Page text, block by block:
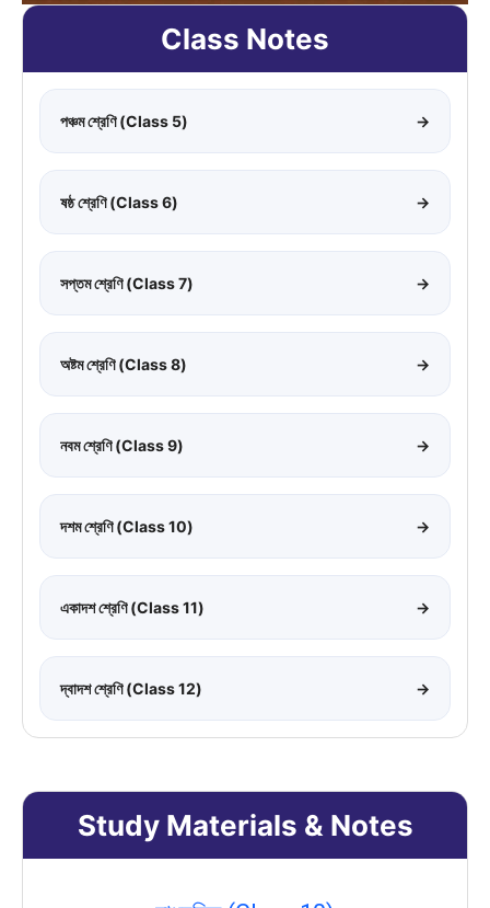
Class Notes
পঞ্চম শ্রেণি (Class 5) →
ষষ্ঠ শ্রেণি (Class 6) →
সপ্তম শ্রেণি (Class 7) →
অষ্টম শ্রেণি (Class 8) →
নবম শ্রেণি (Class 9) →
দশম শ্রেণি (Class 10) →
একাদশ শ্রেণি (Class 11) →
দ্বাদশ শ্রেণি (Class 12) →
Study Materials & Notes